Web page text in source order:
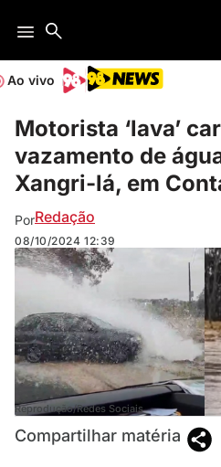
Ao vivo
Motorista ‘lava’
vazamento de
Xangri-lá, em
PorRedação
08/10/2024 12:39
Reprodução/Redes Sociais
Compartilhar matéria